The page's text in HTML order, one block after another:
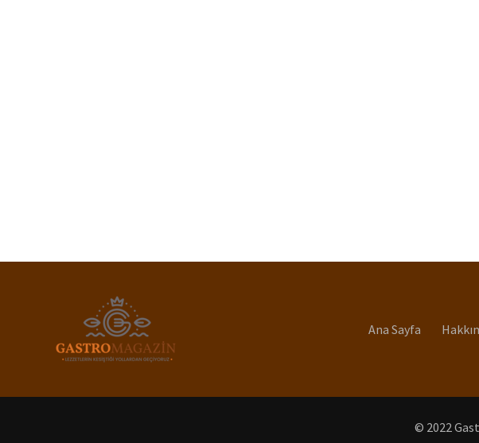
Ana Sayfa
© 2022